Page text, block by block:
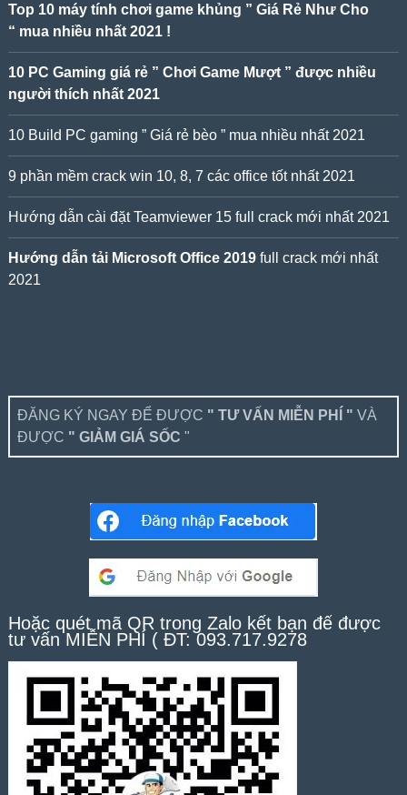
Top 10 máy tính chơi game khủng ” Giá Rẻ Như Cho
“ mua nhiều nhất 2021 !
10 PC Gaming giá rẻ ” Chơi Game Mượt ” được nhiều
người thích nhất 2021
10 Build PC gaming ” Giá rẻ bèo ” mua nhiều nhất 2021
9 phần mềm crack win 10, 8, 7 các office tốt nhất 2021
Hướng dẫn cài đặt Teamviewer 15 full crack mới nhất 2021
Hướng dẫn tải Microsoft Office 2019full crack mới nhất
2021
ĐĂNG KÝ NGAY ĐỂ ĐƯỢC " TƯ VẤN MIỄN PHÍ " VÀ
ĐƯỢC " GIẢM GIÁ SỐC "
Hoặc quét mã QR trong Zalo kết bạn để được
tư vấn MIỄN PHÍ ( ĐT: 093.717.9278